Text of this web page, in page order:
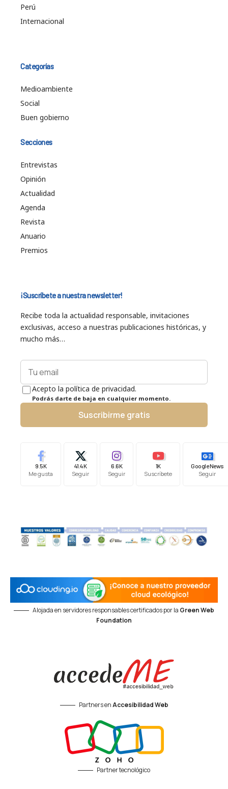
Perú
Internacional
Categorías
Medioambiente
Social
Buen gobierno
Secciones
Entrevistas
Opinión
Actualidad
Agenda
Revista
Anuario
Premios
¡Suscríbete a nuestra newsletter!
Recibe toda la actualidad responsable, invitaciones
exclusivas, acceso a nuestras publicaciones históricas, y
mucho más…
Acepto la política de privacidad.
Podrás darte de baja en cualquier momento.
Suscribirme gratis
9.5K
Me gusta
41.4K
Seguir
6.6K
Seguir
1K
Suscríbete
Google News
Seguir
Alojada en servidores responsables certificados por la Green Web
Foundation
Partners enAccesibilidad Web
Partner tecnológico